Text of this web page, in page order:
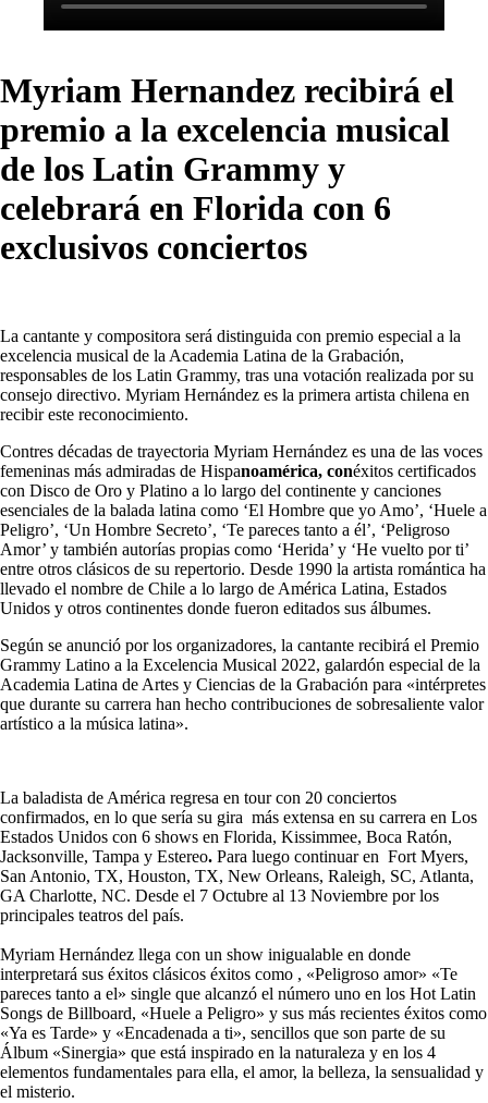
Myriam Hernandez recibirá el
premio a la excelencia musical
de los Latin Grammy y
celebrará en Florida con 6
exclusivos conciertos
La cantante y compositora será distinguida con premio especial a la
excelencia musical de la Academia Latina de la Grabación,
responsables de los Latin Grammy, tras una votación realizada por su
consejo directivo. Myriam Hernández es la primera artista chilena en
recibir este reconocimiento.
Contres décadas de trayectoria Myriam Hernández es una de las voces
femeninas más admiradas de Hispanoamérica, conéxitos certificados
con Disco de Oro y Platino a lo largo del continente y canciones
esenciales de la balada latina como ‘El Hombre que yo Amo’, ‘Huele a
Peligro’, ‘Un Hombre Secreto’, ‘Te pareces tanto a él’, ‘Peligroso
Amor’ y también autorías propias como ‘Herida’ y ‘He vuelto por ti’
entre otros clásicos de su repertorio. Desde 1990 la artista romántica ha
llevado el nombre de Chile a lo largo de América Latina, Estados
Unidos y otros continentes donde fueron editados sus álbumes.
Según se anunció por los organizadores, la cantante recibirá el Premio
Grammy Latino a la Excelencia Musical 2022, galardón especial de la
Academia Latina de Artes y Ciencias de la Grabación para «intérpretes
que durante su carrera han hecho contribuciones de sobresaliente valor
artístico a la música latina».
​La baladista de América regresa en tour con 20 conciertos
confirmados, en lo que sería su gira más extensa en su carrera en Los
Estados Unidos con 6 shows en Florida, Kissimmee, Boca Ratón,
Jacksonville, Tampa y Estereo. Para luego continuar en Fort Myers,
San Antonio, TX, Houston, TX, New Orleans, Raleigh, SC, Atlanta,
GA Charlotte, NC. Desde el 7 Octubre al 13 Noviembre por los
principales teatros del país.
Myriam Hernández llega con un show inigualable en donde
interpretará sus éxitos clásicos éxitos como , «Peligroso amor» «Te
pareces tanto a el» single que alcanzó el número uno en los Hot Latin
Songs de Billboard, «Huele a Peligro» y sus más recientes éxitos como
«Ya es Tarde» y «Encadenada a ti», sencillos que son parte de su
Álbum «Sinergia» que está inspirado en la naturaleza y en los 4
elementos fundamentales para ella, el amor, la belleza, la sensualidad y
el misterio.